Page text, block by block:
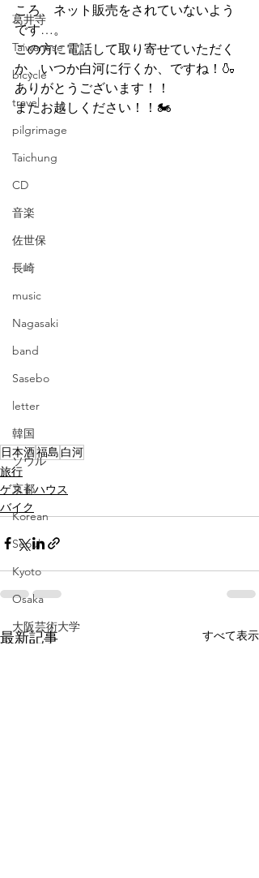
葛井寺
Taiwanese
bicycle
travel
pilgrimage
Taichung
CD
音楽
佐世保
長崎
music
Nagasaki
band
Sasebo
letter
韓国
ソウル
京都
Korean
Seoul
Kyoto
Osaka
大阪芸術大学
ころ、ネット販売をされていないよう
です…。
この方に電話して取り寄せていただく
か、いつか白河に行くか、ですね！🍶
ありがとうございます！！
またお越しください！！🏍
日本酒福島 白河
旅行
ゲストハウス
バイク
最新記事 すべて表示